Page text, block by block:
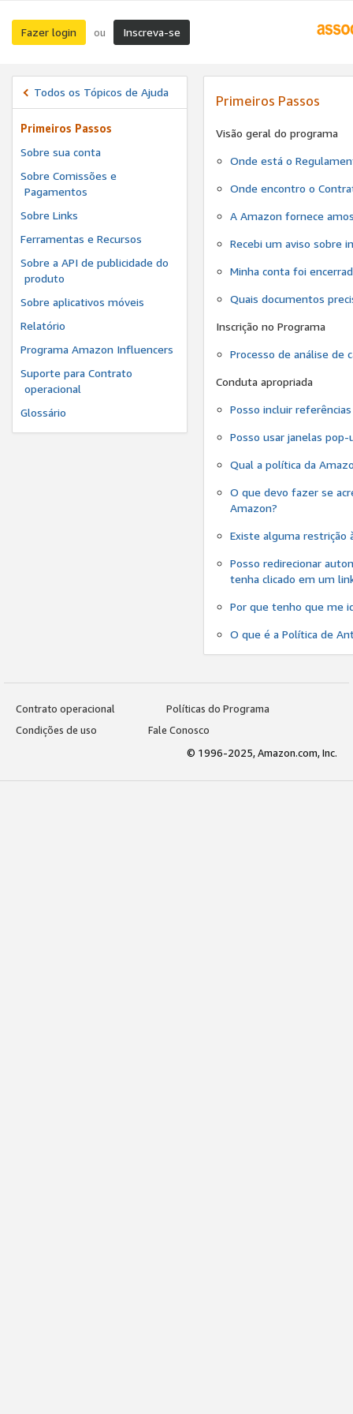
Fazer login ou Inscreva-se
Todos os Tópicos de Ajuda
Primeiros Passos
Sobre sua conta
Sobre Comissões e
Pagamentos
Sobre Links
Ferramentas e Recursos
Sobre a API de publicidade do
produto
Sobre aplicativos móveis
Relatório
Programa Amazon Influencers
Suporte para Contrato
operacional
Glossário
Primeiros Passos
Visão geral do programa
Onde está o
Onde encontro o
A Amazon fornece
Recebi um aviso sobre
Minha conta foi
Quais documentos
Inscrição no Programa
Processo de análise de
Conduta apropriada
Posso incluir
Posso usar janelas
Qual a política da
O que devo fazer se
Amazon?
Existe alguma restrição
Posso redirecionar
tenha clicado em um
Por que tenho que me
O que é a Política de
Contrato operacional
Políticas do Programa
Condições de uso
Fale Conosco
© 1996-2025, Amazon.com, Inc.